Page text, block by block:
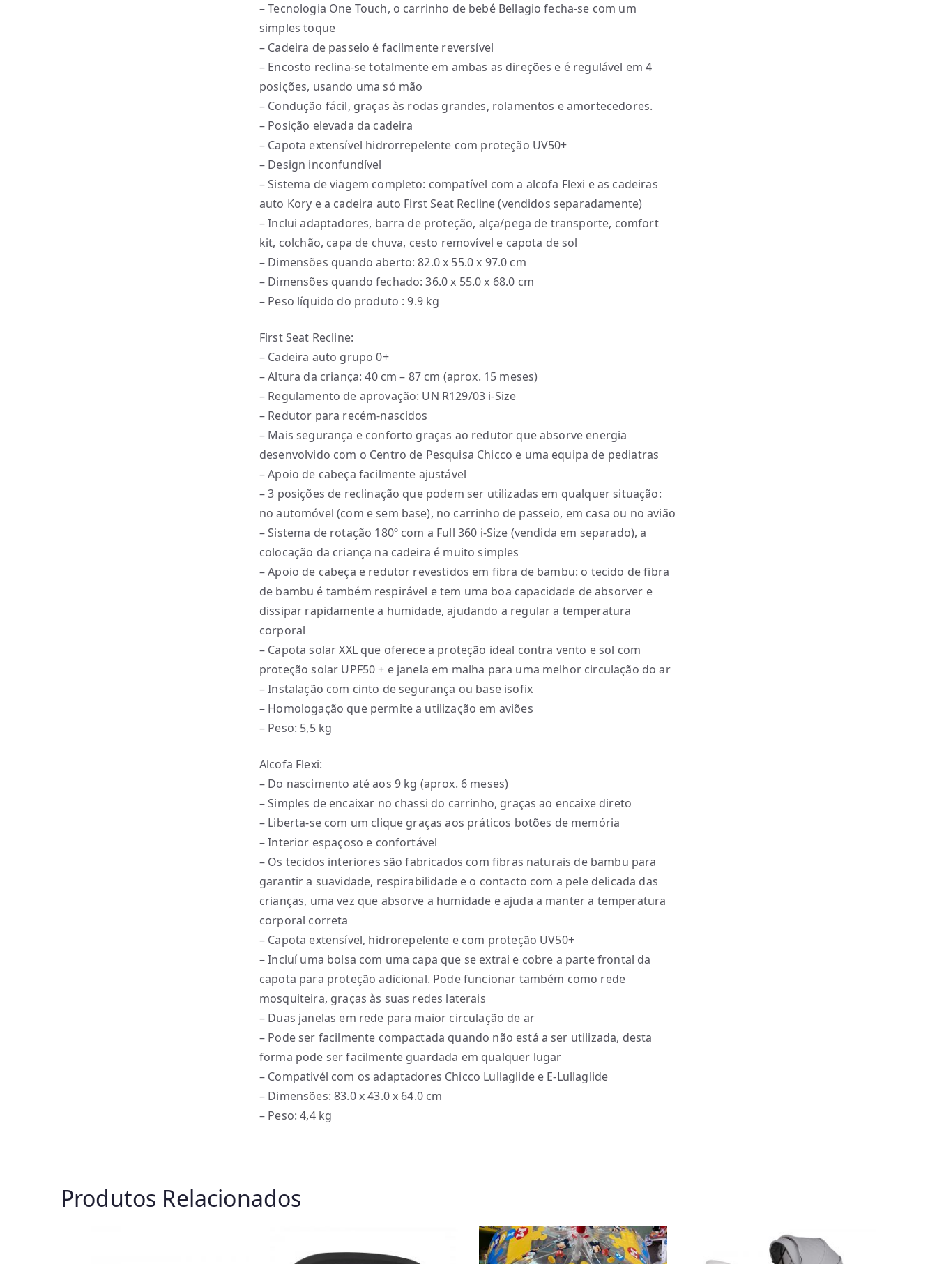
– Tecnologia One Touch, o carrinho de bebé Bellagio fecha-se com um
simples toque
– Cadeira de passeio é facilmente reversível
– Encosto reclina-se totalmente em ambas as direções e é regulável em 4
posições, usando uma só mão
– Condução fácil, graças às rodas grandes, rolamentos e amortecedores.
– Posição elevada da cadeira
– Capota extensível hidrorrepelente com proteção UV50+
– Design inconfundível
– Sistema de viagem completo: compatível com a alcofa Flexi e as cadeiras
auto Kory e a cadeira auto First Seat Recline (vendidos separadamente)
– Inclui adaptadores, barra de proteção, alça/pega de transporte, comfort
kit, colchão, capa de chuva, cesto removível e capota de sol
– Dimensões quando aberto: 82.0 x 55.0 x 97.0 cm
– Dimensões quando fechado: 36.0 x 55.0 x 68.0 cm
– Peso líquido do produto : 9.9 kg
First Seat Recline:
– Cadeira auto grupo 0+
– Altura da criança: 40 cm – 87 cm (aprox. 15 meses)
– Regulamento de aprovação: UN R129/03 i-Size
– Redutor para recém-nascidos
– Mais segurança e conforto graças ao redutor que absorve energia
desenvolvido com o Centro de Pesquisa Chicco e uma equipa de pediatras
– Apoio de cabeça facilmente ajustável
– 3 posições de reclinação que podem ser utilizadas em qualquer situação:
no automóvel (com e sem base), no carrinho de passeio, em casa ou no avião
– Sistema de rotação 180º com a Full 360 i-Size (vendida em separado), a
colocação da criança na cadeira é muito simples
– Apoio de cabeça e redutor revestidos em fibra de bambu: o tecido de fibra
de bambu é também respirável e tem uma boa capacidade de absorver e
dissipar rapidamente a humidade, ajudando a regular a temperatura
corporal
– Capota solar XXL que oferece a proteção ideal contra vento e sol com
proteção solar UPF50 + e janela em malha para uma melhor circulação do ar
– Instalação com cinto de segurança ou base isofix
– Homologação que permite a utilização em aviões
– Peso: 5,5 kg
Alcofa Flexi:
– Do nascimento até aos 9 kg (aprox. 6 meses)
– Simples de encaixar no chassi do carrinho, graças ao encaixe direto
– Liberta-se com um clique graças aos práticos botões de memória
– Interior espaçoso e confortável
– Os tecidos interiores são fabricados com fibras naturais de bambu para
garantir a suavidade, respirabilidade e o contacto com a pele delicada das
crianças, uma vez que absorve a humidade e ajuda a manter a temperatura
corporal correta
– Capota extensível, hidrorepelente e com proteção UV50+
– Incluí uma bolsa com uma capa que se extrai e cobre a parte frontal da
capota para proteção adicional. Pode funcionar também como rede
mosquiteira, graças às suas redes laterais
– Duas janelas em rede para maior circulação de ar
– Pode ser facilmente compactada quando não está a ser utilizada, desta
forma pode ser facilmente guardada em qualquer lugar
– Compativél com os adaptadores Chicco Lullaglide e E-Lullaglide
– Dimensões: 83.0 x 43.0 x 64.0 cm
– Peso: 4,4 kg
Produtos Relacionados